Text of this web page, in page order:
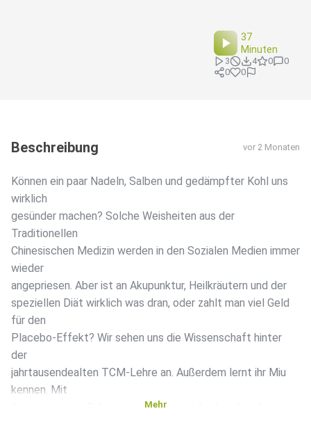
37
Minuten
3 4 0
0
0
0
Beschreibung vor 2 Monaten
Können ein paar Nadeln, Salben und gedämpfter Kohl uns
wirklich
gesünder machen? Solche Weisheiten aus der
Traditionellen
Chinesischen Medizin werden in den Sozialen Medien immer
wieder
angepriesen. Aber ist an Akupunktur, Heilkräutern und der
speziellen Diät wirklich was dran, oder zahlt man viel Geld
für den
Placebo-Effekt? Wir sehen uns die Wissenschaft hinter
der
jahrtausendealten TCM-Lehre an. Außerdem lernt ihr Miu
kennen. Mit
ihren extremen Schmerzen sucht sie jahrelang bei den
Mehr